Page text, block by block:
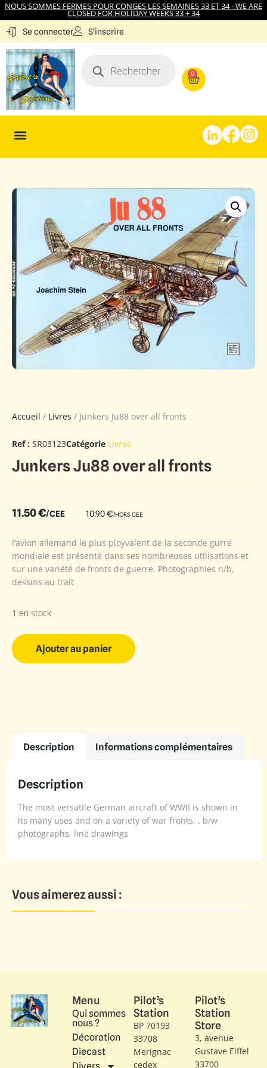
NOUS SOMMES FERMES POUR CONGES LES SEMAINES 33 ET 34 - WE ARE
CLOSED FOR HOLIDAY WEEKS 33 + 34
Se connecter S'inscrire
0
Accueil / Livres / Junkers Ju88 over all fronts
Ref : SR03123Catégorie Livres
Junkers Ju88 over all fronts
11.50€/CEE 10.90€/HORS CEE
l’avion allemand le plus ployvalent de la seconde gurre
mondiale est présenté dans ses nombreuses utilisations et
sur une variété de fronts de guerre. Photographies n/b,
dessins au trait
1 en stock
Ajouter au panier
Description Informations complémentaires
Description
The most versatile German aircraft of WWII is shown in
its many uses and on a variety of war fronts. , b/w
photographs, line drawings
Vous aimerez aussi :
Menu
Qui sommes
nous ?
Décoration
Diecast
Pilot’s
Station
BP 70193
33708
Merignac
cedex
Pilot’s
Station
Store
3, avenue
Gustave Eiffel​
33700